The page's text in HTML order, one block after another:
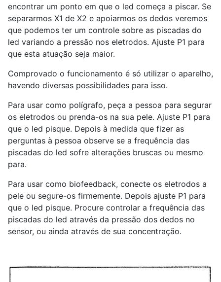
encontrar um ponto em que o led começa a piscar. Se
separarmos X1 de X2 e apoiarmos os dedos veremos
que podemos ter um controle sobre as piscadas do
led variando a pressão nos eletrodos. Ajuste P1 para
que esta atuação seja maior.
Comprovado o funcionamento é só utilizar o aparelho,
havendo diversas possibilidades para isso.
Para usar como polígrafo, peça a pessoa para segurar
os eletrodos ou prenda-os na sua pele. Ajuste P1 para
que o led pisque. Depois à medida que fizer as
perguntas à pessoa observe se a frequência das
piscadas do led sofre alterações bruscas ou mesmo
para.
Para usar como biofeedback, conecte os eletrodos a
pele ou segure-os firmemente. Depois ajuste P1 para
que o led pisque. Procure controlar a frequência das
piscadas do led através da pressão dos dedos no
sensor, ou ainda através de sua concentração.